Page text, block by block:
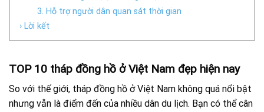
3. Hỗ trợ người dân quan sát thời gian
› Lời kết
TOP 10 tháp đồng hồ ở Việt Nam đẹp hiện nay
So với thế giới, tháp đồng hồ ở Việt Nam không quá nổi bật
nhưng vẫn là điểm đến của nhiều dân du lịch. Bạn có thể cân